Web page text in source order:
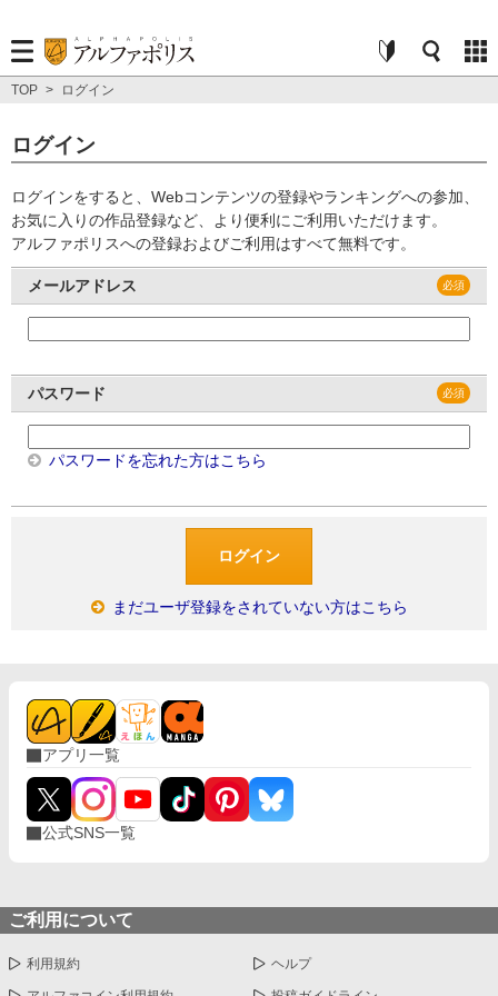
TOP > ログイン
ログイン
ログインをすると、Webコンテンツの登録やランキングへの参加、
お気に入りの作品登録など、より便利にご利用いただけます。
アルファポリスへの登録およびご利用はすべて無料です。
メールアドレス
パスワード
パスワードを忘れた方はこちら
まだユーザ登録をされていない方はこちら
アプリ一覧
公式SNS一覧
ご利用について
利用規約 ヘルプ